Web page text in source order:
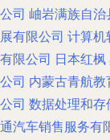
公司 岫岩满族自治
展有限公司 计算机
有限公司 日本红枫
公司 内蒙古青航教
公司 数据处理和存
通汽车销售服务有